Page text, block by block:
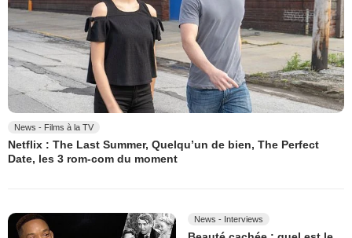
News - Films à la TV
Netflix : The Last Summer, Quelqu’un de bien, The Perfect
Date, les 3 rom-com du moment
News - Interviews